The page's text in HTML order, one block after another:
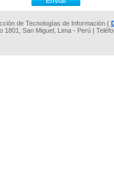
de Tecnologías de Información (
1801, San Miguel, Lima - Perú |